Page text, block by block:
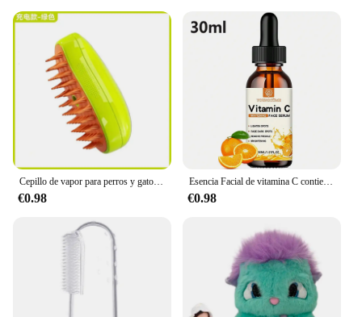
€0.98
Esencia Facial de vitamina C contiene ácido hialurónico, eliminador de manchas oscuras, reparación hidratante, esencia antienvejecimiento, cuidado de la piel Facial, 30ml
€0.98